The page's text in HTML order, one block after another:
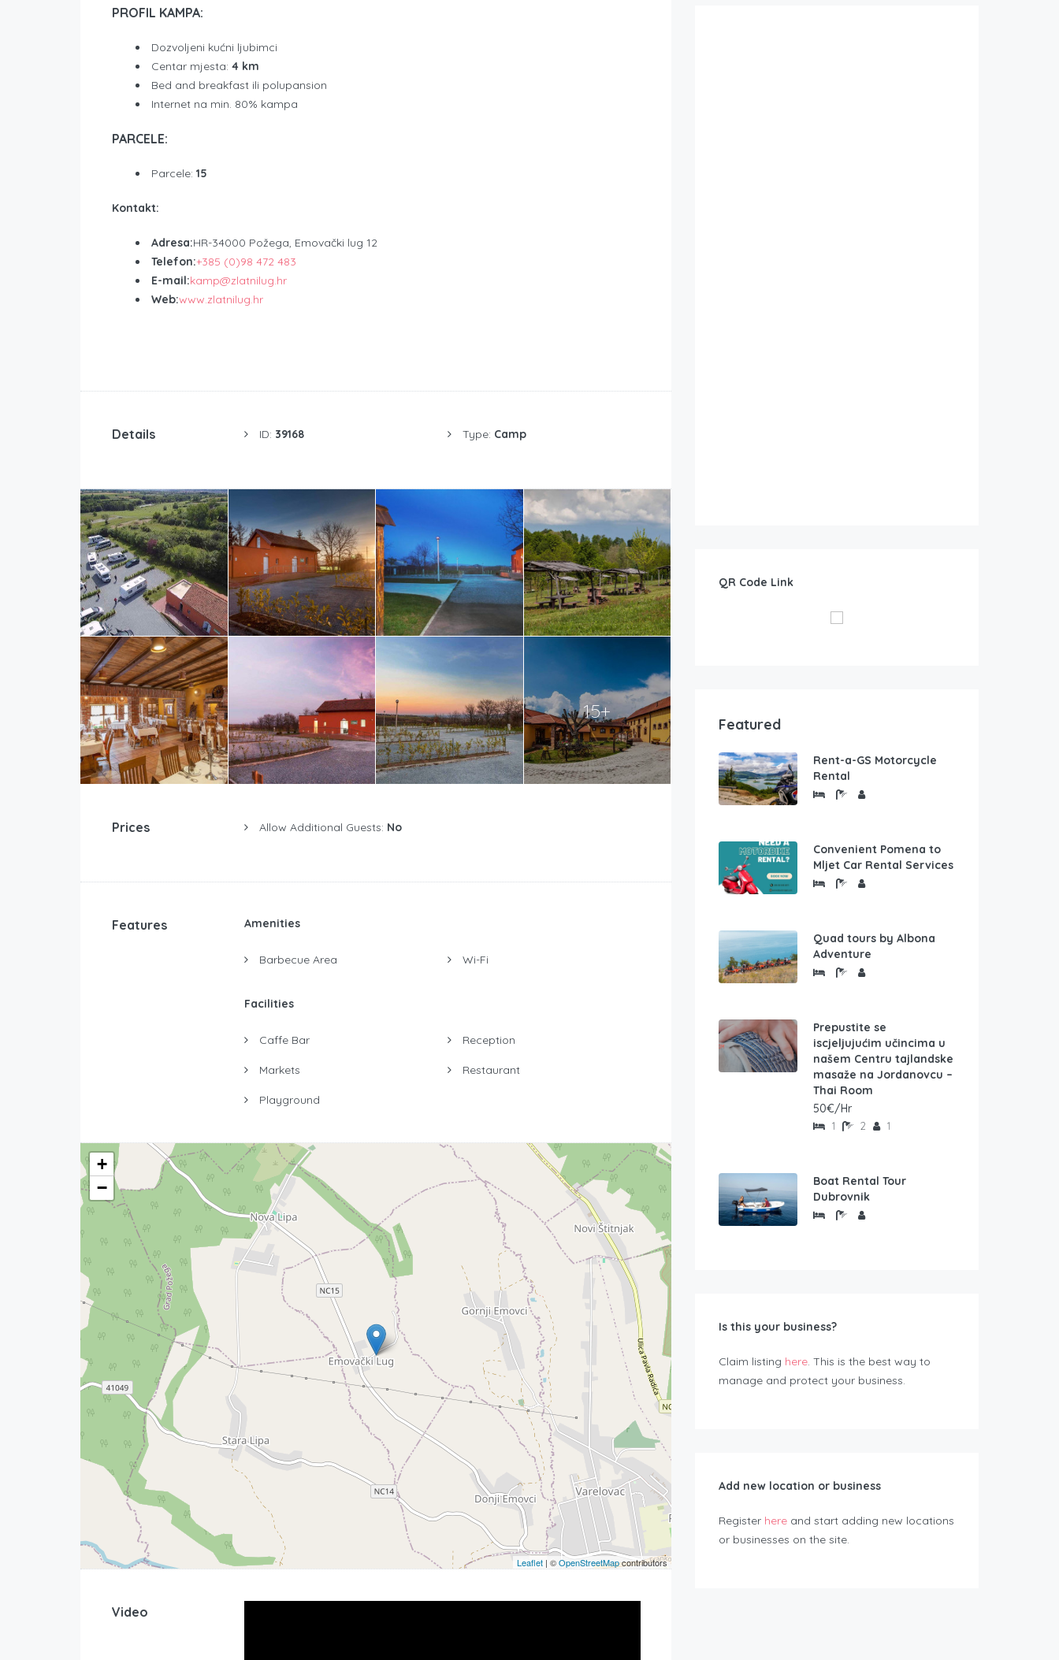
PROFIL KAMPA:
Dozvoljeni kućni ljubimci
Centar mjesta: 4 km
Bed and breakfast ili polupansion
Internet na min. 80% kampa
PARCELE:
Parcele: 15
Kontakt:
Adresa:HR-34000 Požega, Emovački lug 12
Telefon:+385 (0)98 472 483
E-mail:kamp@zlatnilug.hr
Web:www.zlatnilug.hr
Details ID: 39168 Type: Camp
15+
Prices Allow Additional Guests: No
Features Amenities
Barbecue Area Wi-Fi
Facilities
Caffe Bar
Markets
Playground
Reception
Restaurant
+
−
Leaflet | ©OpenStreetMapcontributors
Video
QR Code Link
Featured
Rent-a-GS Motorcycle
Rental
Convenient Pomena to
Mljet Car Rental Services
Quad tours by Albona
Adventure
Prepustite se
iscjeljujućim učincima u
našem Centru tajlandske
masaže na Jordanovcu –
Thai Room
50€/Hr
1 2 1
Boat Rental Tour
Dubrovnik
Is this your business?
Claim listing here. This is the best way to
manage and protect your business.
Add new location or business
Register here and start adding new locations
or businesses on the site.